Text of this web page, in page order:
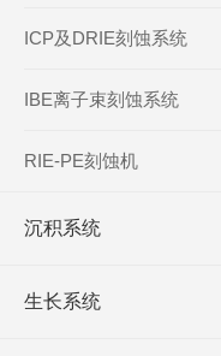
ICP及DRIE刻蚀系统
IBE离子束刻蚀系统
RIE-PE刻蚀机
沉积系统
生长系统